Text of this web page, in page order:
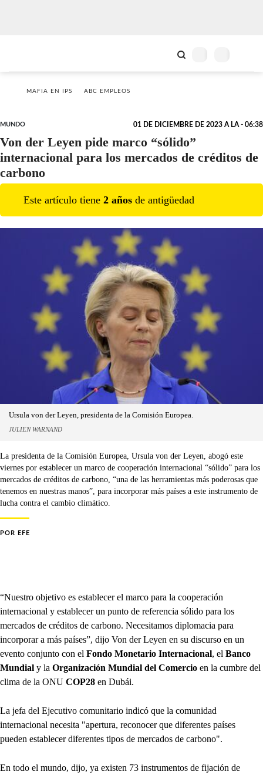
MAFIA EN IPS ABC EMPLEOS
MUNDO 01 DE DICIEMBRE DE 2023 A LA - 06:38
Von der Leyen pide marco “sólido”
internacional para los mercados de créditos de
carbono
Este artículo tiene 2 años de antigüedad
Ursula von der Leyen, presidenta de la Comisión Europea.
JULIEN WARNAND
La presidenta de la Comisión Europea, Ursula von der Leyen, abogó este
viernes por establecer un marco de cooperación internacional “sólido” para los
mercados de créditos de carbono, “una de las herramientas más poderosas que
tenemos en nuestras manos”, para incorporar más países a este instrumento de
lucha contra el cambio climático.
POR EFE
“Nuestro objetivo es establecer el marco para la cooperación
internacional y establecer un punto de referencia sólido para los
mercados de créditos de carbono. Necesitamos diplomacia para
incorporar a más países”, dijo Von der Leyen en su discurso en un
evento conjunto con el Fondo Monetario Internacional, el Banco
Mundial y la Organización Mundial del Comercio en la cumbre del
clima de la ONU COP28 en Dubái.
La jefa del Ejecutivo comunitario indicó que la comunidad
internacional necesita "apertura, reconocer que diferentes países
pueden establecer diferentes tipos de mercados de carbono".
En todo el mundo, dijo, ya existen 73 instrumentos de fijación de